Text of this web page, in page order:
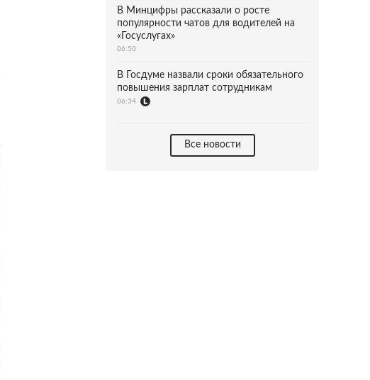
В Минцифры рассказали о росте
популярности чатов для водителей на
«Госуслугах»
06:50
В Госдуме назвали сроки обязательного
повышения зарплат сотрудникам
06:34
Все новости